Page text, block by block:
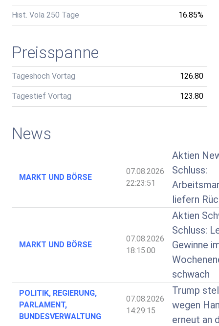
Hist. Vola 250 Tage 16.85%
Preisspanne
Tageshoch Vortag 126.80
Tagestief Vortag 123.80
News
MARKT UND BÖRSE
07.08.2026
22:23:51
Aktien
Schluss:
liefern
MARKT UND BÖRSE
07.08.2026
18:15:00
Aktien
Schluss:
Gewinne
schwach
POLITIK, REGIERUNG,
PARLAMENT,
BUNDESVERWALTUNG
07.08.2026
14:29:15
Trump
wegen
erneut an